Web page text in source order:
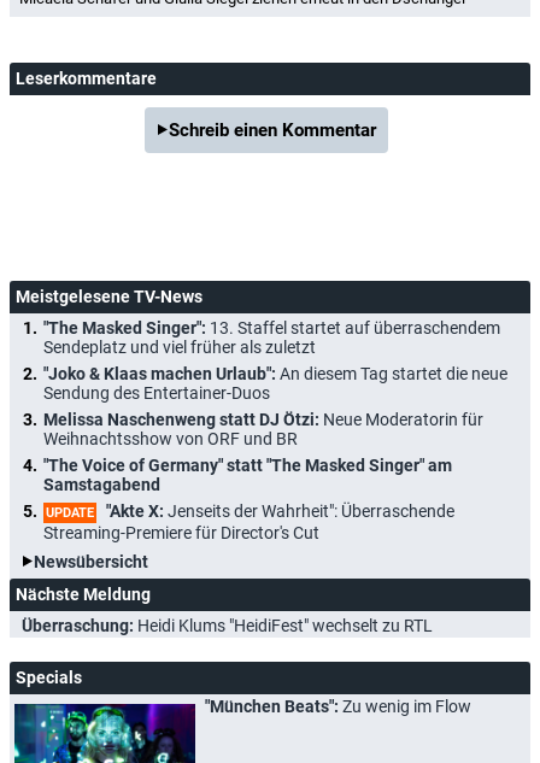
Leserkommentare
Schreib einen Kommentar
Meistgelesene TV-News
"The Masked Singer": 13. Staffel startet auf überraschendem
Sendeplatz und viel früher als zuletzt
"Joko & Klaas machen Urlaub": An diesem Tag startet die neue
Sendung des Entertainer-Duos
Melissa Naschenweng statt DJ Ötzi: Neue Moderatorin für
Weihnachtsshow von ORF und BR
"The Voice of Germany" statt "The Masked Singer" am
Samstagabend
UPDATE "Akte X: Jenseits der Wahrheit": Überraschende
Streaming-Premiere für Director's Cut
Newsübersicht
Nächste Meldung
Überraschung: Heidi Klums "HeidiFest" wechselt zu RTL
Specials
"München Beats": Zu wenig im Flow